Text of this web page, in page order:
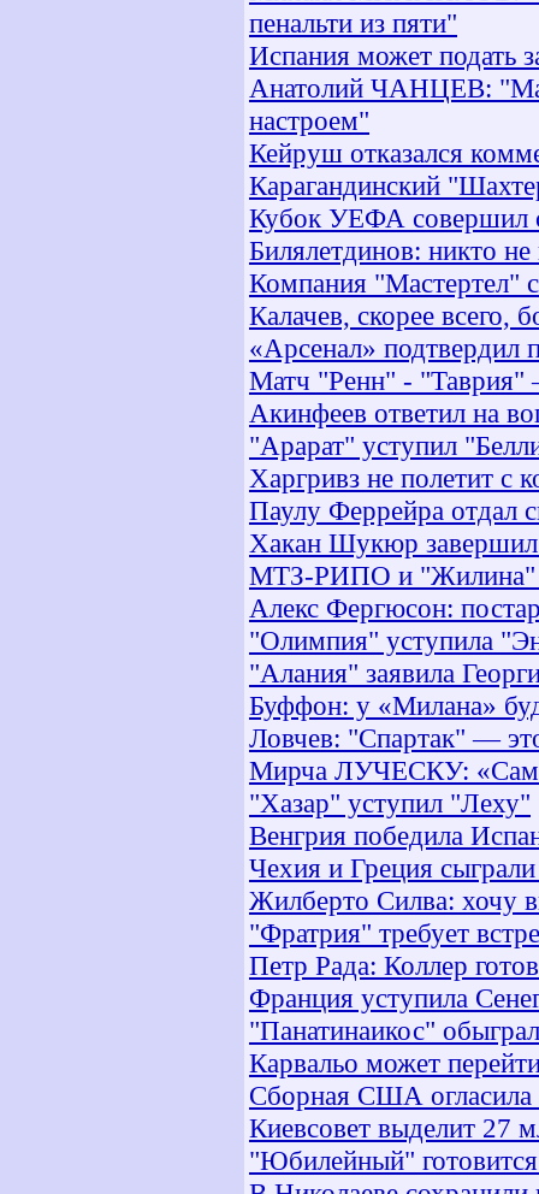
пенальти из пяти"
Испания может подать
Анатолий ЧАНЦЕВ:
настроем"
Кейруш отказался
Карагандинский
Кубок УЕФА совершил
Билялетдинов: никто
Компания "Мастертел"
Калачев, скорее всего,
«Арсенал» подтвердил
Матч "Ренн" - "Таврия"
Акинфеев ответил на
"Арарат" уступил
Харгривз не полетит с
Паулу Феррейра отдал
Хакан Шукюр завершил
МТЗ-РИПО и "Жилина"
Алекс Фергюсон:
"Олимпия" уступила
"Алания" заявила
Буффон: у «Милана»
Ловчев: "Спартак" —
Мирча ЛУЧЕСКУ:
"Хазар" уступил "Леху"
Венгрия победила
Чехия и Греция
Жилберто Силва: хочу
"Фратрия" требует
Петр Рада: Коллер
Франция уступила
"Панатинаикос"
Карвальо может
Сборная США огласила
Киевсовет выделит 27
"Юбилейный" готовится